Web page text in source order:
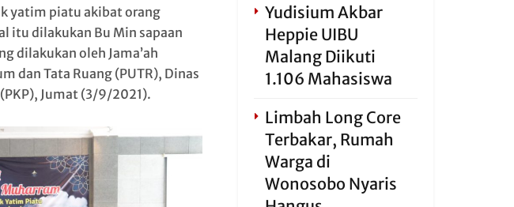
yatim piatu akibat orang
itu dilakukan Bu Min sapaan
dilakukan oleh Jama’ah
dan Tata Ruang (PUTR), Dinas
Jumat (3/9/2021).
Yudisium Akbar
Heppie UIBU
Malang Diikuti
1.106 Mahasiswa
Limbah Long Core
Terbakar, Rumah
Warga di
Wonosobo Nyaris